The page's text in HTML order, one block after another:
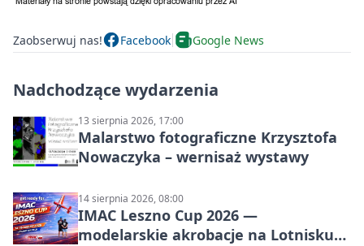
Zaobserwuj nas! Facebook Google News
Nadchodzące wydarzenia
13 sierpnia 2026, 17:00
Malarstwo fotograficzne Krzysztofa
Nowaczyka – wernisaż wystawy
14 sierpnia 2026, 08:00
IMAC Leszno Cup 2026 —
modelarskie akrobacje na Lotnisku